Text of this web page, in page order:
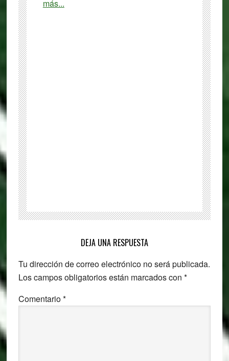
más...about
Interactions
DEJA UNA RESPUESTA
Tu dirección de correo electrónico no será publicada.
Los campos obligatorios están marcados con *
Comentario*